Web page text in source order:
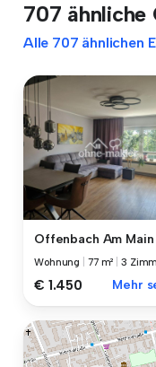
707 ähnliche
Alle 707 ähnlichen
Offenbach Am Main
Wohnung 77 m² |3
€ 1.450 Mehr